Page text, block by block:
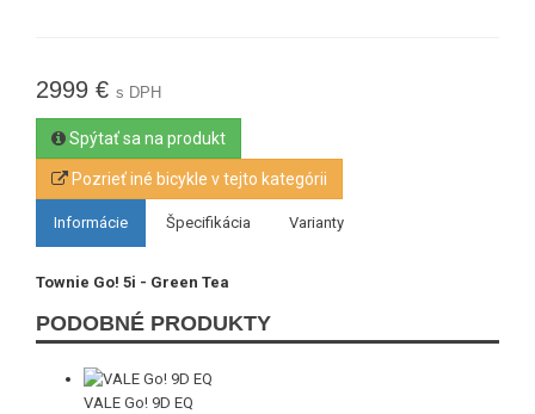
2999 € s DPH
Spýtať sa na produkt
Pozrieť iné bicykle v tejto kategórii
Informácie Špecifikácia Varianty
Townie Go! 5i - Green Tea
PODOBNÉ PRODUKTY
VALE Go! 9D EQ